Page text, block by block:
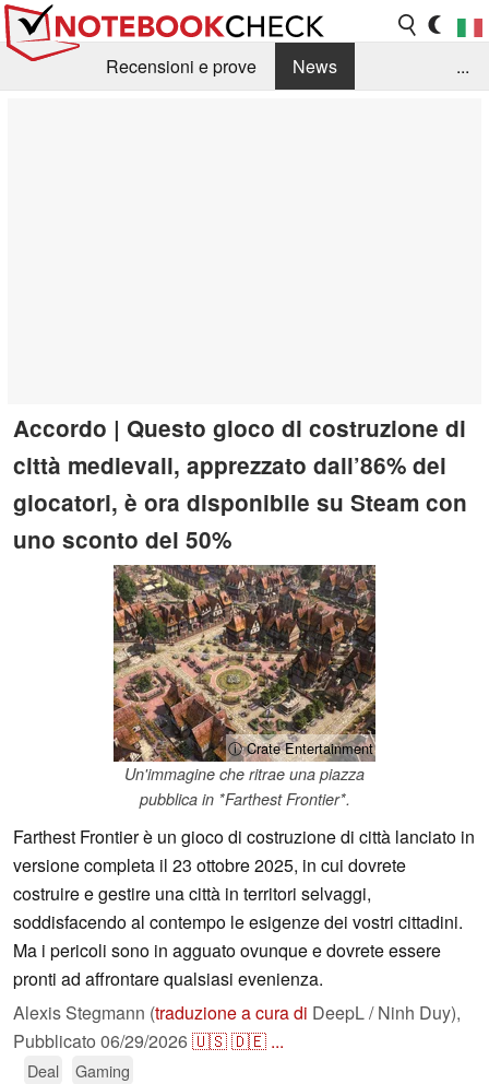
Recensioni e prove
News
...
Accordo | Questo gioco di costruzione di
città medievali, apprezzato dall’86% dei
giocatori, è ora disponibile su Steam con
uno sconto del 50%
ⓘ Crate Entertainment
Un'immagine che ritrae una piazza
pubblica in *Farthest Frontier*.
Farthest Frontier è un gioco di costruzione di città lanciato in
versione completa il 23 ottobre 2025, in cui dovrete
costruire e gestire una città in territori selvaggi,
soddisfacendo al contempo le esigenze dei vostri cittadini.
Ma i pericoli sono in agguato ovunque e dovrete essere
pronti ad affrontare qualsiasi evenienza.
Alexis Stegmann (traduzione a cura di DeepL / Ninh Duy),
Pubblicato 06/29/2026🇺🇸🇩🇪 ...
Deal Gaming